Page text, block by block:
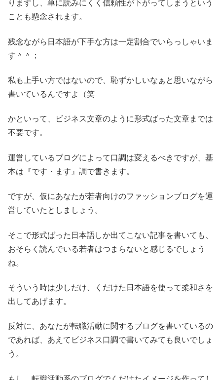
りますし、単に読みにくく信頼性が下がってしまうという
ことも懸念されます。
残念ながら日本語が下手な方は一定割合でいらっしゃいま
す＾＾；
私も上手い方ではないので、恥ずかしいなぁと思いながら
書いているんですよ（笑
かといって、ビジネス文章のように形式ばった文章までは
不要です。
運営しているブログによって口調は変えるべきですが、基
本は『です・ます』調で書きます。
ですが、仮にあなたが若者向けのファッションブログを運
営していたとしましょう。
そこで形式ばった日本語しか出てこない記事を書いても、
おそらく読んでいる若者はつまらないと感じるでしょう
ね。
そういう時は少しだけ、くだけた日本語を使って柔和さを
出してあげます。
反対に、あなたが転職活動に関するブログを書いているの
であれば、あえてビジネス口調で書いてみても良いでしょ
う。